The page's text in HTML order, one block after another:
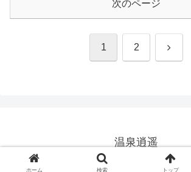
次のページ
1 2 次
温泉逍遥
© 2025 温泉逍遥.
ホーム 検索 トップ